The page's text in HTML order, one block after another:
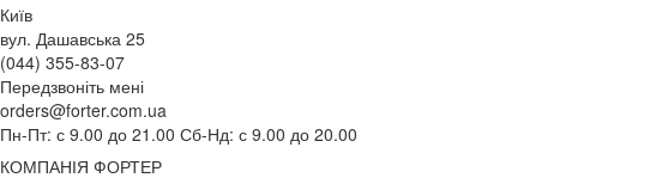
Київ
вул. Дашавська 25
(044) 355-83-07
Передзвоніть мені
orders@forter.com.ua
Пн-Пт: с 9.00 до 21.00 Сб-Нд: с 9.00 до 20.00
КОМПАНІЯ ФОРТЕР